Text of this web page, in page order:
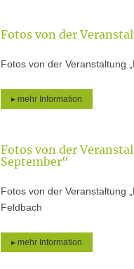
Fotos von der
Fotos von der Veranstaltung
▸ mehr Information
Fotos von der
September“
Fotos von der Veranstaltung
Feldbach
▸ mehr Information